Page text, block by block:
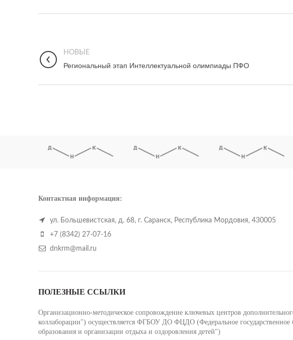
НОВЫЕ
Региональный этап Интеллектуальной олимпиады ПФО
Контактная информация:
ул. Большевистская, д. 68, г. Саранск, Республика Мордовия, 430005
+7 (8342) 27-07-16
dnkrm@mail.ru
ПОЛЕЗНЫЕ ССЫЛКИ
Организационно-методическое сопровождение ключевых центров
коллаборации") осуществляется ФГБОУ ДО ФЦДО (Федеральное государственное
образования и организации отдыха и оздоровления детей")